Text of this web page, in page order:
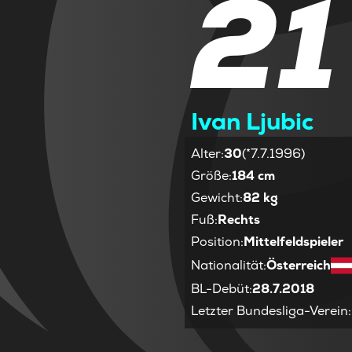
21
Ivan Ljubic
Alter:30(*7.7.1996)
Größe:184 cm
Gewicht:82 kg
Fuß:Rechts
Position:Mittelfeldspieler
Nationalität:Österreich
BL-Debüt:28.7.2018
Letzter Bundesliga-Verein: